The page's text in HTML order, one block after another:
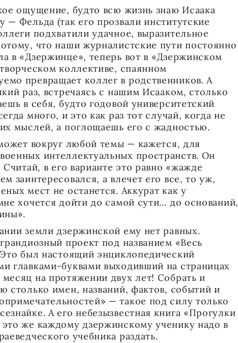
ощущение, будто всю жизнь знаю Исаака
Фельда (так его прозвали институтские
подхватили удачное, выразительное
что наши журналистские пути постоянно
в «Дзержинце», теперь вот в «Дзержинском
коллективе, спаянном
превращает коллег в родственников. А
раз, встречаясь с нашим Исааком, столько
в себя, будто годовой университетский
много, и это как раз тот случай, когда не
мыслей, а поглощаешь его с жадностью.
вокруг любой темы — кажется, для
интеллектуальных пространств. Он
Считай, в его варианте это равно «жажде
заинтересовался, а влечет его все, то уж,
мест не останется. Аккурат как у
хочется дойти до самой сути… до оснований,
земли дзержинской ему нет равных.
проект под названием «Весь
был настоящий энциклопедический
главками-буквами выходивший на страницах
на протяжении двух лет! Собрать и
столько имен, названий, фактов, событий и
— такое под силу только
А его небезызвестная книга «Прогулки
же каждому дзержинскому ученику надо в
учебника раздать.